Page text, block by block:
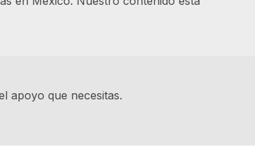
apoyo que necesitas.